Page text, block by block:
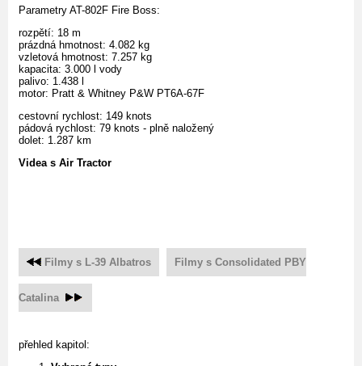
Parametry AT-802F Fire Boss:
rozpětí: 18 m
prázdná hmotnost: 4.082 kg
vzletová hmotnost: 7.257 kg
kapacita: 3.000 l vody
palivo: 1.438 l
motor: Pratt & Whitney P&W PT6A-67F
cestovní rychlost: 149 knots
pádová rychlost: 79 knots - plně naložený
dolet: 1.287 km
Videa s Air Tractor
Filmy s L-39 Albatros Filmy s Consolidated PBY
Catalina
přehled kapitol: